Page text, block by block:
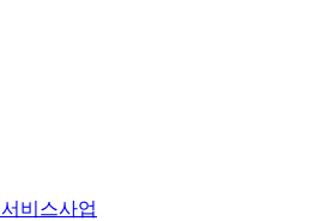
비스사업